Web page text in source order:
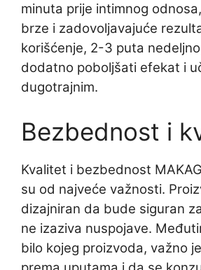
minuta prije intimnog
brze i zadovoljavajuće
korišćenje, 2-3 puta
dodatno poboljšati efekat i
dugotrajnim.
Bezbednost i
Kvalitet i bezbednost
su od najveće važnosti.
dizajniran da bude siguran
ne izaziva nuspojave.
bilo kojeg proizvoda, važno